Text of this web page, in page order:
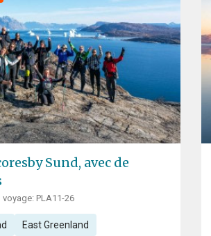
Sund, avec de
voyage: PLA11-26
East Greenland